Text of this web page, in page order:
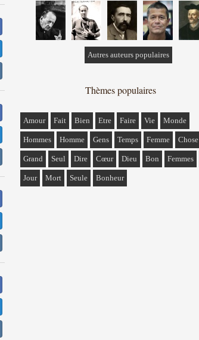
Autres auteurs populaires
Thèmes populaires
Amour Fait Bien Etre Faire Vie Monde
Hommes Homme Gens Temps Femme Chose
Grand Seul Dire Cœur Dieu Bon Femmes
Jour Mort Seule Bonheur